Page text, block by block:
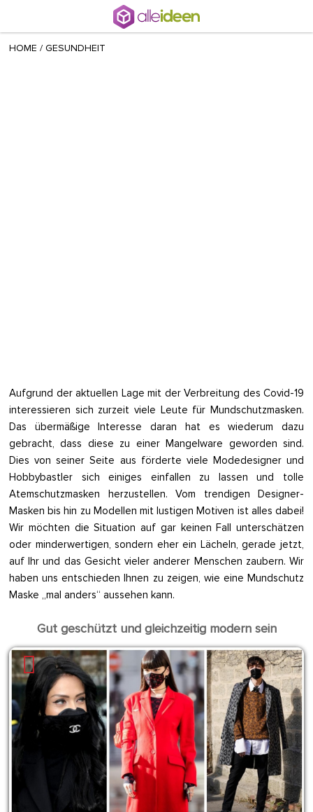
HOME / GESUNDHEIT
Aufgrund der aktuellen Lage mit der Verbreitung des Covid-19
interessieren sich zurzeit viele Leute für Mundschutzmasken.
Das übermäßige Interesse daran hat es wiederum dazu
gebracht, dass diese zu einer Mangelware geworden sind.
Dies von seiner Seite aus förderte viele Modedesigner und
Hobbybastler sich einiges einfallen zu lassen und tolle
Atemschutzmasken herzustellen. Vom trendigen Designer-
Masken bis hin zu Modellen mit lustigen Motiven ist alles dabei!
Wir möchten die Situation auf gar keinen Fall unterschätzen
oder minderwertigen, sondern eher ein Lächeln, gerade jetzt,
auf Ihr und das Gesicht vieler anderer Menschen zaubern. Wir
haben uns entschieden Ihnen zu zeigen, wie eine Mundschutz
Maske „mal anders“ aussehen kann.
Gut geschützt und gleichzeitig modern sein